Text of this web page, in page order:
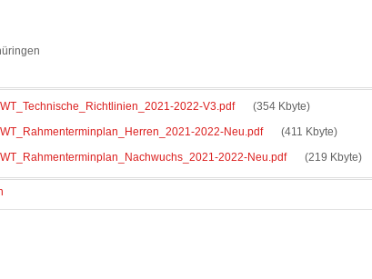
2022-V3.pdf
(354 Kbyte)
2022-Neu.pdf
(411 Kbyte)
2022-Neu.pdf
(219 Kbyte)